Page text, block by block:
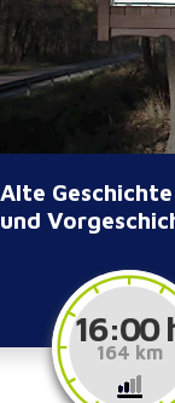
Alte Geschichte
und
16:00
164 km